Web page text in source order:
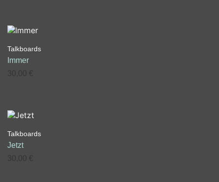
Talkboards
Immer
30,00
€
Talkboards
Jetzt
30,00
€